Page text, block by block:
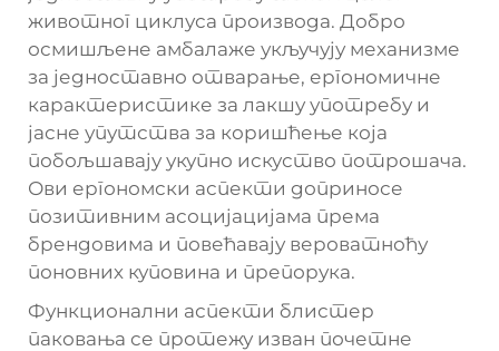
животног циклуса производа. Добро
осмишљене амбалаже укључују механизме
за једноставно отварање, ергономичне
карактеристике за лакшу употребу и
јасне упутства за коришћење која
побољшавају укупно искуство потрошача.
Ови ергономски аспекти доприносе
позитивним асоцијацијама према
брендовима и повећавају вероватноћу
поновних куповина и препорука.
Функционални аспекти блистер
паковања се протежу изван почетне